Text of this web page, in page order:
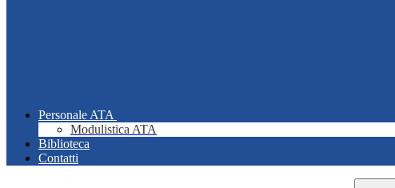
Personale ATA
Modulistica ATA
Biblioteca
Contatti